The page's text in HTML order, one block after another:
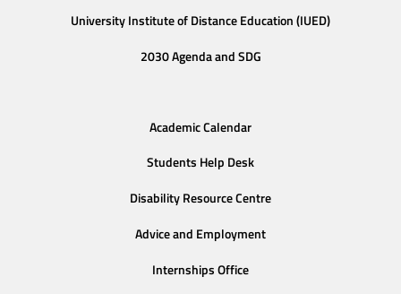
University Institute of Distance Education (IUED)
2030 Agenda and SDG
Academic Calendar
Students Help Desk
Disability Resource Centre
Advice and Employment
Internships Office